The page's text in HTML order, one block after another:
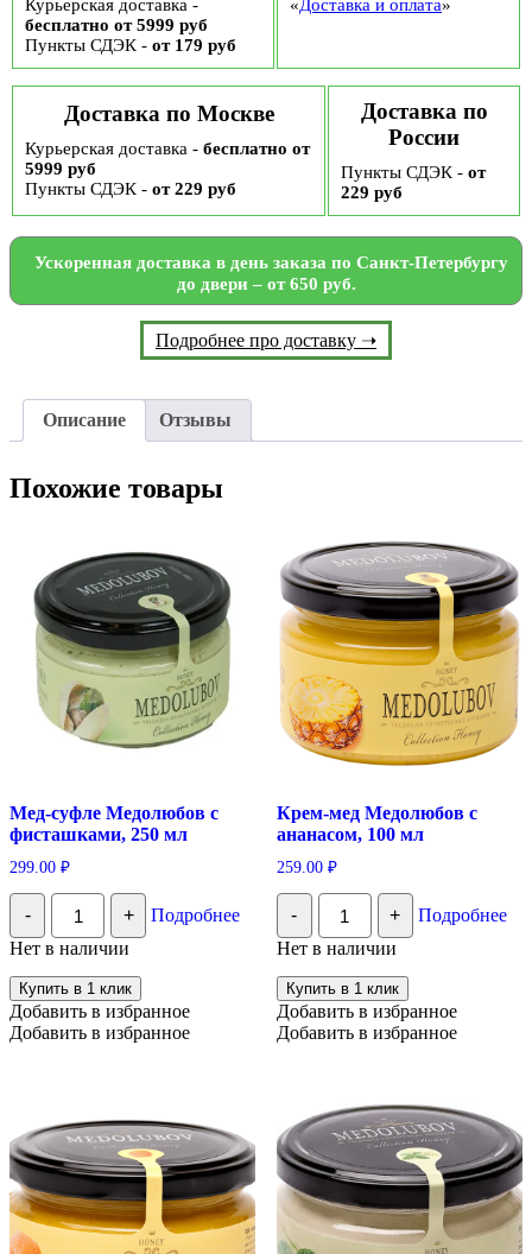
Курьерская доставка -
бесплатно от 5999 руб
Пункты СДЭК - от 179 руб
«Доставка и оплата»
Доставка по Москве
Курьерская доставка - бесплатно от
5999 руб
Пункты СДЭК - от 229 руб
Доставка по
России
Пункты СДЭК - от
229 руб
Ускоренная доставка в день заказа по Санкт-Петербургу
до двери – от 650 руб.
Подробнее про доставку ➝
Описание Отзывы
Похожие товары
Мед-суфле Медолюбов с
фисташками, 250 мл
299.00 ₽
-
Количество
Мед-
суфле
Медолюбов
с
фисташками,
250
мл
+
Подробнее
Нет в наличии
Купить в 1 клик
Добавить в избранное
Добавить в избранное
Крем-мед Медолюбов с
ананасом, 100 мл
259.00 ₽
-
Количество
Крем-
мед
Медолюбов
с
ананасом,
100
мл
+
Подробнее
Нет в наличии
Купить в 1 клик
Добавить в избранное
Добавить в избранное